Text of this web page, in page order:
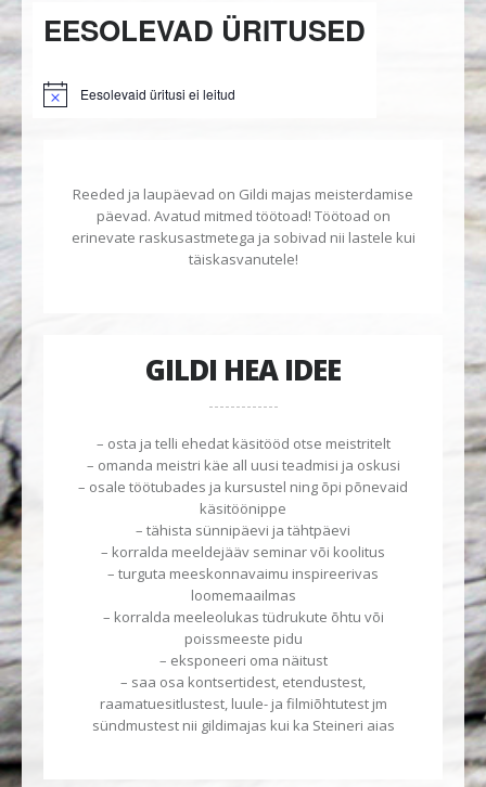
EESOLEVAD ÜRITUSED
Notice Eesolevaid üritusi ei leitud
Reeded ja laupäevad on Gildi majas meisterdamise
päevad. Avatud mitmed töötoad! Töötoad on
erinevate raskusastmetega ja sobivad nii lastele kui
täiskasvanutele!
GILDI HEA IDEE
– osta ja telli ehedat käsitööd otse meistritelt
– omanda meistri käe all uusi teadmisi ja oskusi
– osale töötubades ja kursustel ning õpi põnevaid
käsitöönippe
– tähista sünnipäevi ja tähtpäevi
– korralda meeldejääv seminar või koolitus
– turguta meeskonnavaimu inspireerivas
loomemaailmas
– korralda meeleolukas tüdrukute õhtu või
poissmeeste pidu
– eksponeeri oma näitust
– saa osa kontsertidest, etendustest,
raamatuesitlustest, luule- ja filmiõhtutest jm
sündmustest nii gildimajas kui ka Steineri aias